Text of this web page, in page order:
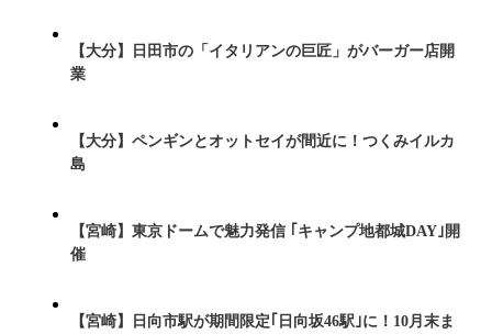
【大分】日田市の「イタリアンの巨匠」がバーガー店開
業
【大分】ペンギンとオットセイが間近に！つくみイルカ
島
【宮崎】東京ドームで魅力発信 ｢キャンプ地都城DAY｣開
催
【宮崎】日向市駅が期間限定｢日向坂46駅｣に！10月末ま